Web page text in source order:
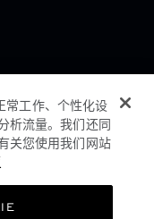
常工作、个性化设
析流量。我们还同
关您使用我们网站